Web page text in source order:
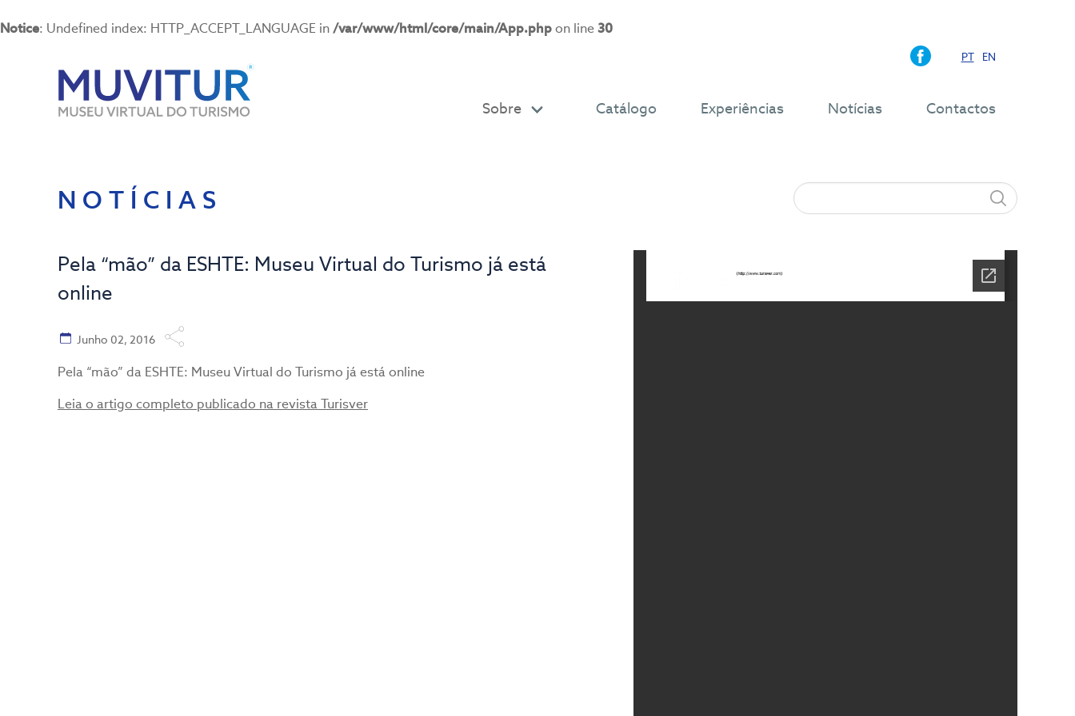
Notice: Undefined index: HTTP_ACCEPT_LANGUAGE in/var/www/html/core/main/App.phpon line30
Sobre Catálogo Experiências Notícias Contactos
PT EN
NOTÍCIAS
Pela “mão” da ESHTE: Museu Virtual do Turismo já está
online
Junho 02, 2016
Pela “mão” da ESHTE: Museu Virtual do Turismo já está online
Leia o artigo completo publicado na revista Turisver